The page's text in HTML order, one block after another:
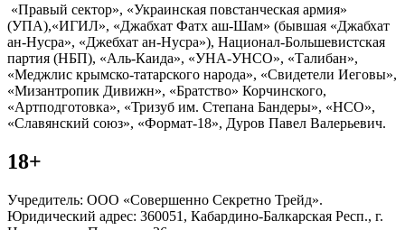
«Правый сектор», «Украинская повстанческая армия»
(УПА),«ИГИЛ», «Джабхат Фатх аш-Шам» (бывшая «Джабхат
ан-Нусра», «Джебхат ан-Нусра»), Национал-Большевистская
партия (НБП), «Аль-Каида», «УНА-УНСО», «Талибан»,
«Меджлис крымско-татарского народа», «Свидетели Иеговы»,
«Мизантропик Дивижн», «Братство» Корчинского,
«Артподготовка», «Тризуб им. Степана Бандеры», «НСО»,
«Славянский союз», «Формат-18», Дуров Павел Валерьевич.
18+
Учредитель: ООО «Совершенно Секретно Трейд».
Юридический адрес: 360051, Кабардино-Балкарская Респ., г.